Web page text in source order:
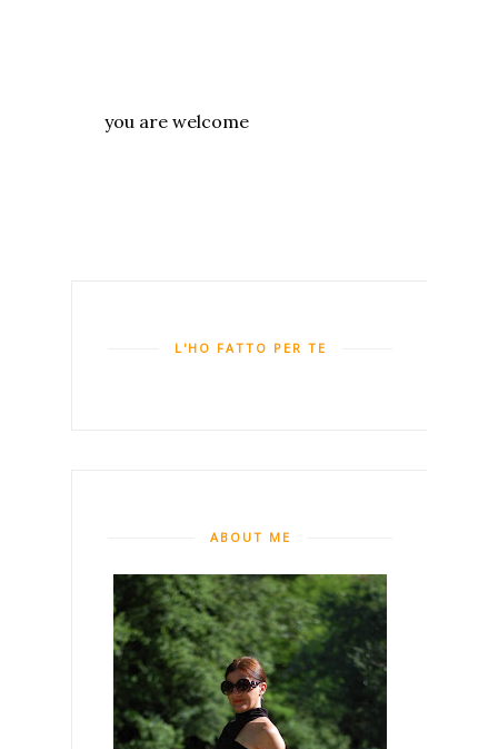
you are welcome
L'HO FATTO PER TE
ABOUT ME